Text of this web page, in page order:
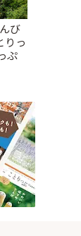
び
りっ
ぷ